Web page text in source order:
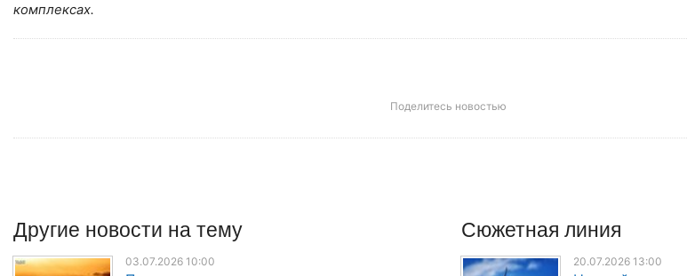
комплексах.
Поделитесь новостью
Другие новости на тему
03.07.2026 10:00
Сюжетная линия
20.07.2026 13:00